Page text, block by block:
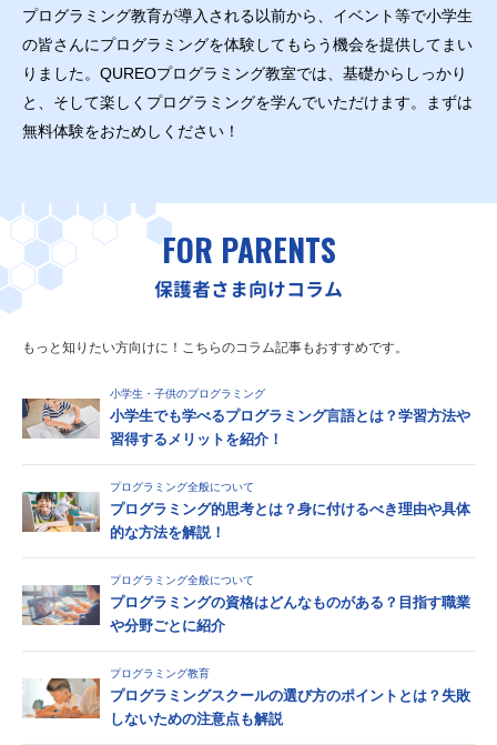
プログラミング教育が導入される以前から、イベント等で小学生
の皆さんにプログラミングを体験してもらう機会を提供してまい
りました。QUREOプログラミング教室では、基礎からしっかり
と、そして楽しくプログラミングを学んでいただけます。まずは
無料体験をおためしください！
FOR PARENTS
保護者さま向けコラム
もっと知りたい方向けに！こちらのコラム記事もおすすめです。
小学生・子供のプログラミング
小学生でも学べるプログラミング言語とは？学習方法や
習得するメリットを紹介！
プログラミング全般について
プログラミング的思考とは？身に付けるべき理由や具体
的な方法を解説！
プログラミング全般について
プログラミングの資格はどんなものがある？目指す職業
や分野ごとに紹介
プログラミング教育
プログラミングスクールの選び方のポイントとは？失敗
しないための注意点も解説